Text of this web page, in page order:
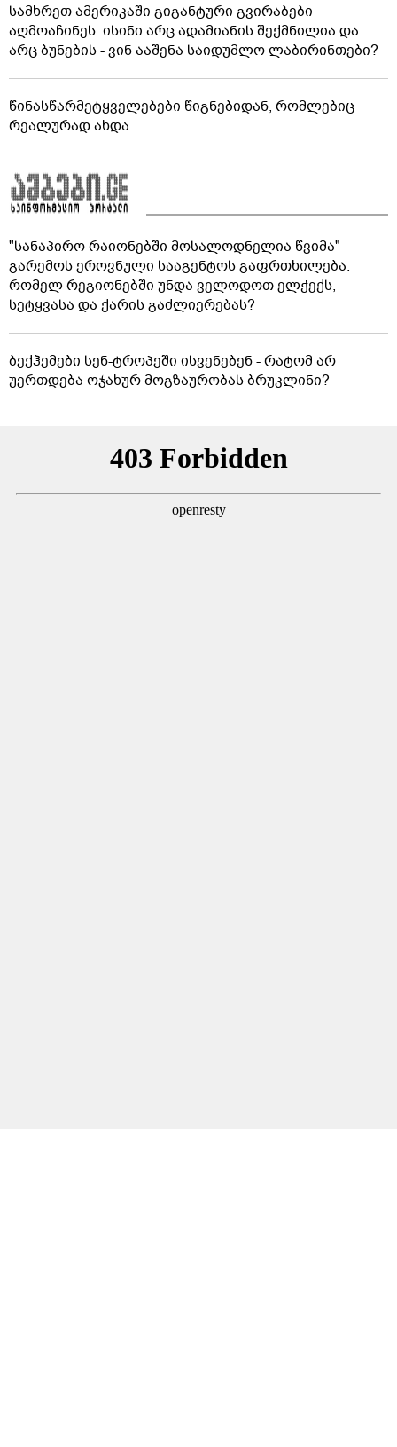
სამხრეთ ამერიკაში გიგანტური გვირაბები
აღმოაჩინეს: ისინი არც ადამიანის შექმნილია და
არც ბუნების - ვინ ააშენა საიდუმლო ლაბირინთები?
წინასწარმეტყველებები წიგნებიდან, რომლებიც
რეალურად ახდა
"სანაპირო რაიონებში მოსალოდნელია წვიმა" -
გარემოს ეროვნული სააგენტოს გაფრთხილება:
რომელ რეგიონებში უნდა ველოდოთ ელჭექს,
სეტყვასა და ქარის გაძლიერებას?
ბექჰემები სენ-ტროპეში ისვენებენ - რატომ არ
უერთდება ოჯახურ მოგზაურობას ბრუკლინი?